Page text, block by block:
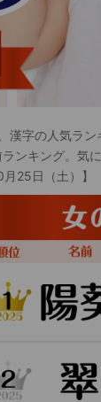
漢字の人気ラ
ンキング。気
25日（土）】